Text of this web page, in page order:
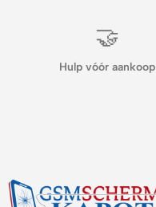
🤝
Hulp vóór aankoop